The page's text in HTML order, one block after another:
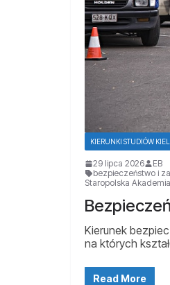
KIERUNKI STUDIÓW
29 lipca 2026
EB
bezpieczeństwo i
Staropolska
Kierunek
na których
Read More